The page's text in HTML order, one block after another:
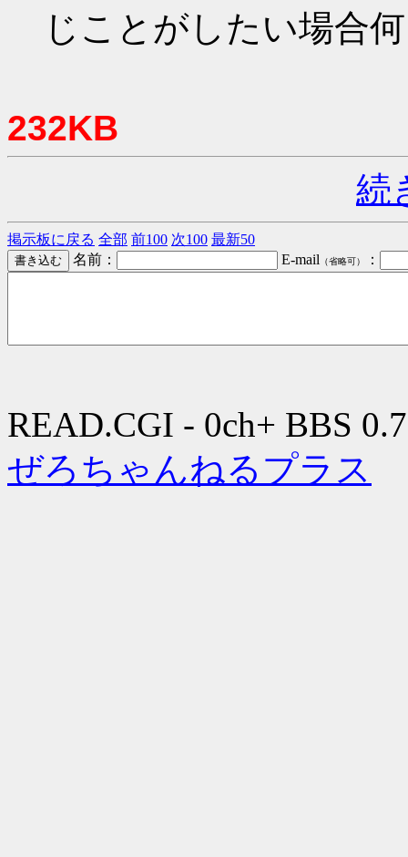
じことがしたい場合
232KB
続
掲示板に戻る 全部 前100 次100 最新50
名前：
E-mail （省略可） ：
READ.CGI - 0ch+ BBS
ぜろちゃんねるプラス